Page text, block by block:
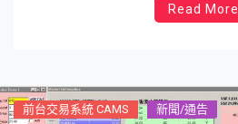
Read More
前台交易系統 CAMS 新聞/通告